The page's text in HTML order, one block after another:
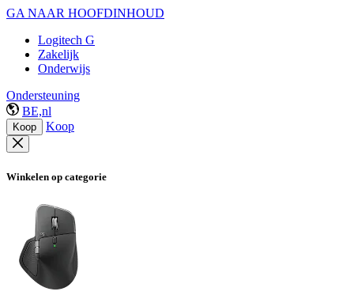
GA NAAR HOOFDINHOUD
Logitech G
Zakelijk
Onderwijs
Ondersteuning
BE,nl
Koop Koop
Winkelen op categorie